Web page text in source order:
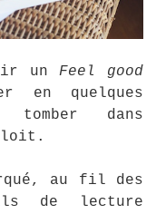
unFeel good
quelques
tomber dans
au fil des
de lecture